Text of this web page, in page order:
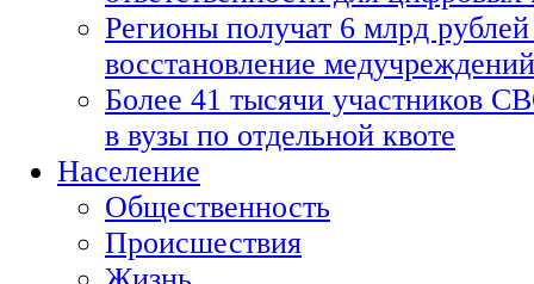
Регионы получат 6 млрд рублей
восстановление медучреждений
Более 41 тысячи участников
в вузы по отдельной квоте
Население
Общественность
Происшествия